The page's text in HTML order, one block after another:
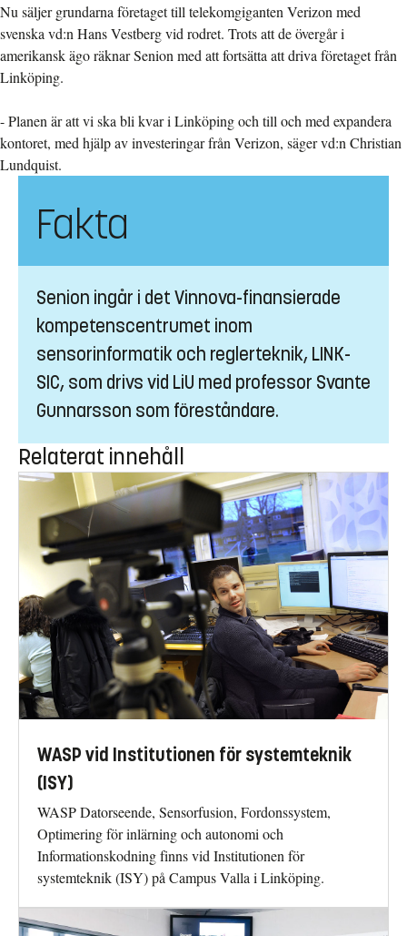
Nu säljer grundarna företaget till telekomgiganten Verizon med
svenska vd:n Hans Vestberg vid rodret. Trots att de övergår i
amerikansk ägo räknar Senion med att fortsätta att driva företaget från
Linköping.
- Planen är att vi ska bli kvar i Linköping och till och med expandera
kontoret, med hjälp av investeringar från Verizon, säger vd:n Christian
Lundquist.
Fakta
Senion ingår i det Vinnova-finansierade
kompetenscentrumet inom
sensorinformatik och reglerteknik, LINK-
SIC, som drivs vid LiU med professor Svante
Gunnarsson som föreståndare.
Relaterat innehåll
WASP vid Institutionen för systemteknik
(ISY)
WASP Datorseende, Sensorfusion, Fordonssystem,
Optimering för inlärning och autonomi och
Informationskodning finns vid Institutionen för
systemteknik (ISY) på Campus Valla i Linköping.